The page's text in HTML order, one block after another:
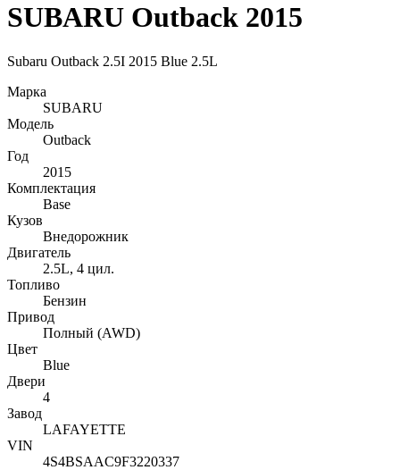
SUBARU Outback 2015
Subaru Outback 2.5I 2015 Blue 2.5L
Марка
SUBARU
Модель
Outback
Год
2015
Комплектация
Base
Кузов
Внедорожник
Двигатель
2.5L, 4 цил.
Топливо
Бензин
Привод
Полный (AWD)
Цвет
Blue
Двери
4
Завод
LAFAYETTE
VIN
4S4BSAAC9F3220337